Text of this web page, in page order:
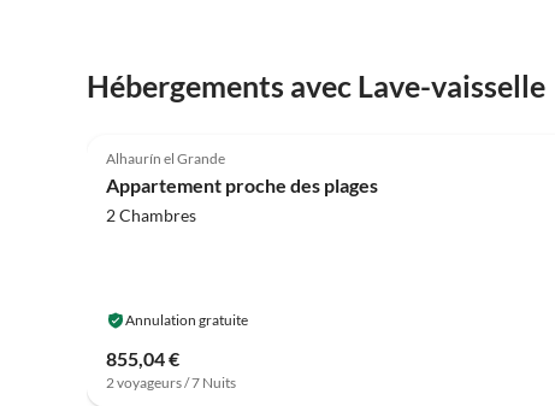
Entgegenkommen, die nette Kommunikation und die
Hébergements avec Lave-vaisselle
Alhaurín el Grande
Appartement proche des plages
2 Chambres
Annulation gratuite
855,04 €
2 voyageurs / 7 Nuits